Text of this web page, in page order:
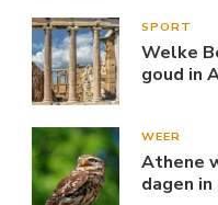
SPORT
Welke
goud in
WEER
Athene
dagen